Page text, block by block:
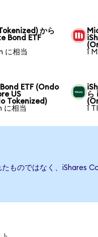
から
Bond ETF
に相当
1
ETF (Ondo
US
Tokenized)
に相当
ら
1
ものではなく、iShares